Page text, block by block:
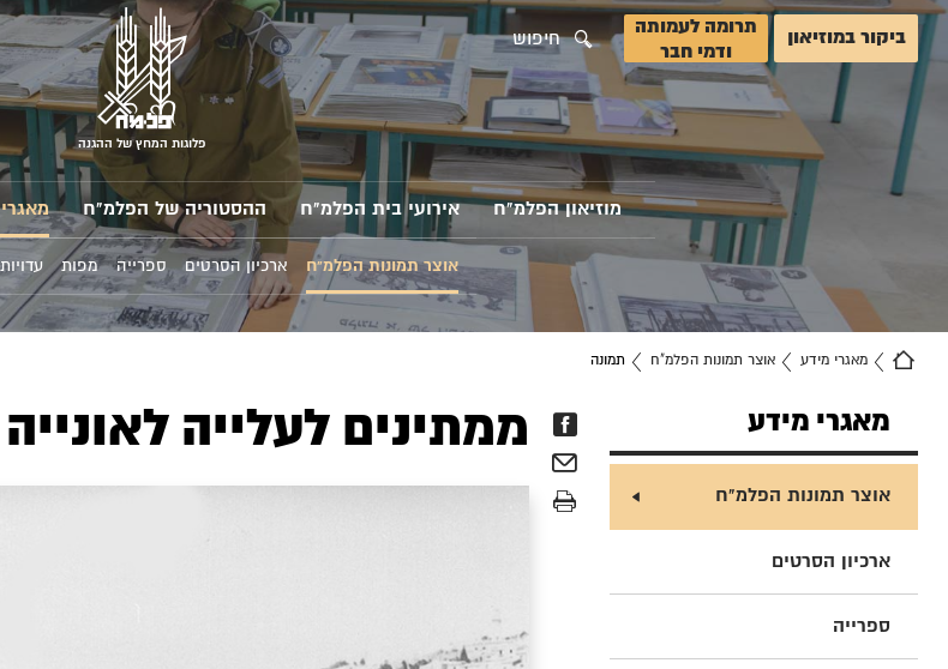
ביקור במוזיאון
תרומה לעמותה
ודמי חבר
חיפוש
פלוגות המחץ של ההגנה
מוזיאון הפלמ"ח אירועי בית הפלמ"ח ההסטוריה של הפלמ"ח
אוצר תמונות הפלמ"ח ארכיון הסרטים ספרייה מפות עדויות
מאגרי מידע אוצר תמונות הפלמ"ח תמונה
מאגרי מידע
אוצר תמונות הפלמ"ח
ארכיון הסרטים
ספרייה
ממתינים לעלייה לאונייה